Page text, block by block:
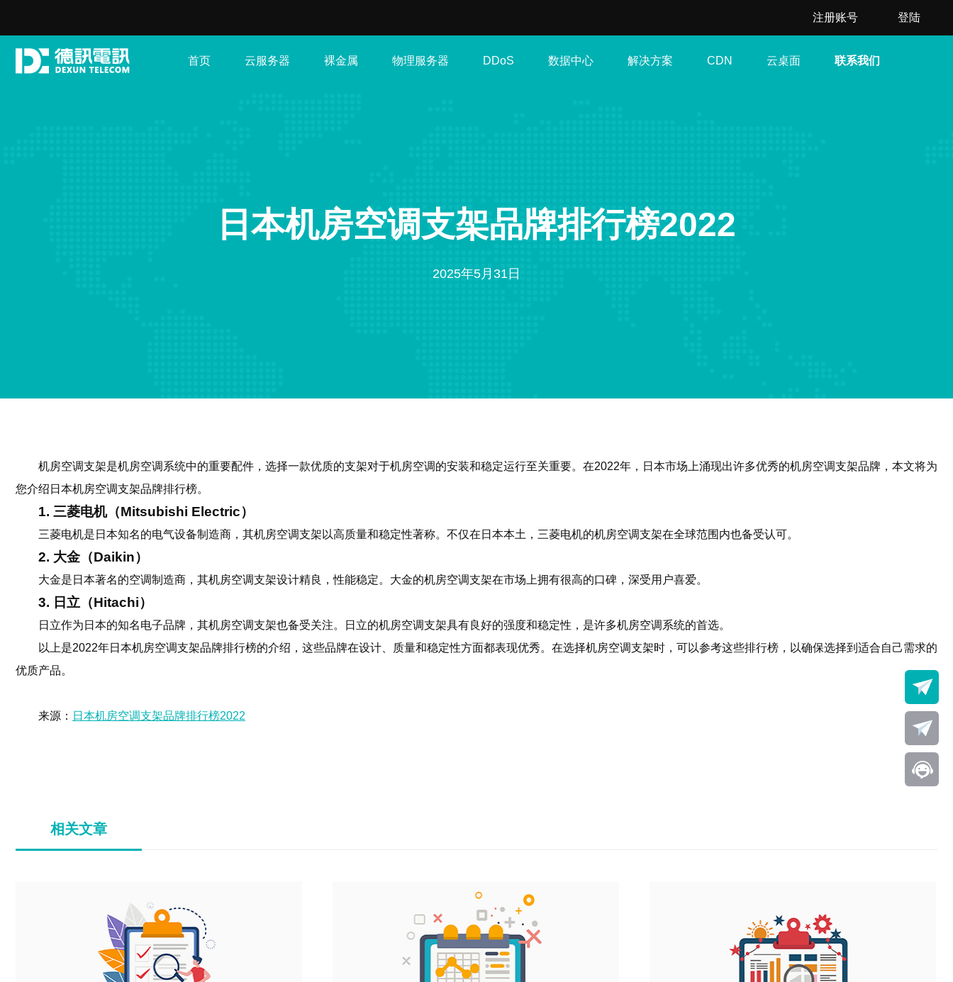
注册账号 登陆
首页 云服务器 裸金属 物理服务器 DDoS 数据中心 解决方案 CDN 云桌面 联系我们
日本机房空调支架品牌排行榜2022
2025年5月31日
机房空调支架是机房空调系统中的重要配件，选择一款优质的支架对于机房空调的安装和稳定运行至关重要。在2022年，日本市场上涌现出许多优秀的机房空调支架品牌，本文将为
您介绍日本机房空调支架品牌排行榜。
1. 三菱电机（Mitsubishi Electric）
三菱电机是日本知名的电气设备制造商，其机房空调支架以高质量和稳定性著称。不仅在日本本土，三菱电机的机房空调支架在全球范围内也备受认可。
2. 大金（Daikin）
大金是日本著名的空调制造商，其机房空调支架设计精良，性能稳定。大金的机房空调支架在市场上拥有很高的口碑，深受用户喜爱。
3. 日立（Hitachi）
日立作为日本的知名电子品牌，其机房空调支架也备受关注。日立的机房空调支架具有良好的强度和稳定性，是许多机房空调系统的首选。
以上是2022年日本机房空调支架品牌排行榜的介绍，这些品牌在设计、质量和稳定性方面都表现优秀。在选择机房空调支架时，可以参考这些排行榜，以确保选择到适合自己需求的
优质产品。
来源： 日本机房空调支架品牌排行榜2022
相关文章